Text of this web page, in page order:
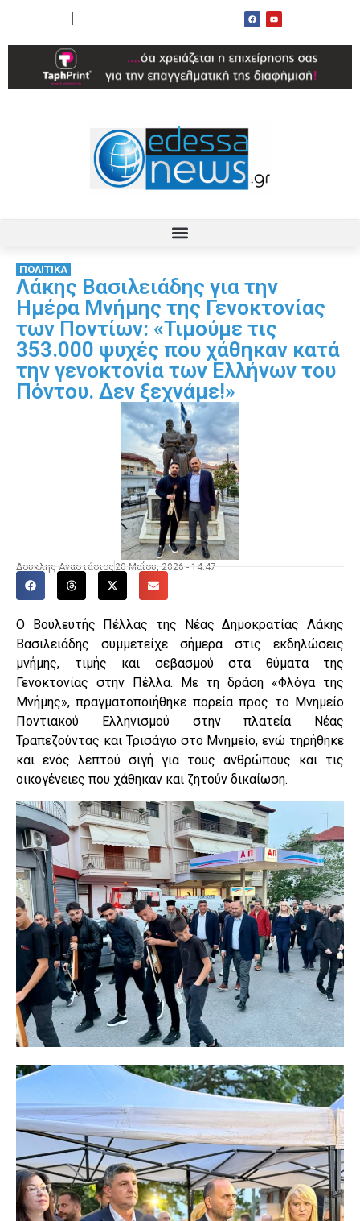
ΠΟΛΙΤΙΚΑ
Λάκης Βασιλειάδης για την
Ημέρα Μνήμης της Γενοκτονίας
των Ποντίων: «Τιμούμε τις
353.000 ψυχές που χάθηκαν κατά
την γενοκτονία των Ελλήνων του
Πόντου. Δεν ξεχνάμε!»
Δούκλης Αναστάσιος 20 Μαΐου, 2026 - 14:47
Ο Βουλευτής Πέλλας της Νέας Δημοκρατίας Λάκης
Βασιλειάδης συμμετείχε σήμερα στις εκδηλώσεις
μνήμης, τιμής και σεβασμού στα θύματα της
Γενοκτονίας στην Πέλλα. Με τη δράση «Φλόγα της
Μνήμης», πραγματοποιήθηκε πορεία προς το Μνημείο
Ποντιακού Ελληνισμού στην πλατεία Νέας
Τραπεζούντας και Τρισάγιο στο Μνημείο, ενώ τηρήθηκε
και ενός λεπτού σιγή για τους ανθρώπους και τις
οικογένειες που χάθηκαν και ζητούν δικαίωση.